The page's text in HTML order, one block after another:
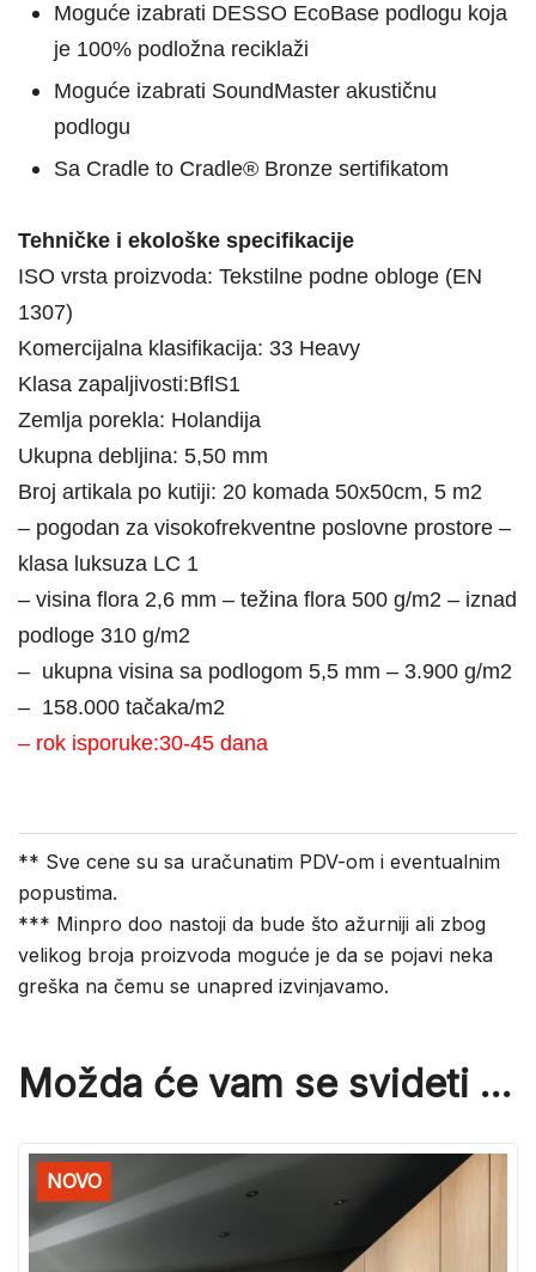
Moguće izabrati DESSO EcoBase podlogu koja
je 100% podložna reciklaži
Moguće izabrati SoundMaster akustičnu
podlogu
Sa Cradle to Cradle® Bronze sertifikatom
Tehničke i ekološke specifikacije
ISO vrsta proizvoda: Tekstilne podne obloge (EN
1307)
Komercijalna klasifikacija: 33 Heavy
Klasa zapaljivosti:BflS1
Zemlja porekla: Holandija
Ukupna debljina: 5,50 mm
Broj artikala po kutiji: 20 komada 50x50cm, 5 m2
– pogodan za visokofrekventne poslovne prostore –
klasa luksuza LC 1
– visina flora 2,6 mm – težina flora 500 g/m2 – iznad
podloge 310 g/m2
– ukupna visina sa podlogom 5,5 mm – 3.900 g/m2
– 158.000 tačaka/m2
– rok isporuke:30-45 dana
** Sve cene su sa uračunatim PDV-om i eventualnim
popustima.
*** Minpro doo nastoji da bude što ažurniji ali zbog
velikog broja proizvoda moguće je da se pojavi neka
greška na čemu se unapred izvinjavamo.
Možda će vam se svideti …
NOVO